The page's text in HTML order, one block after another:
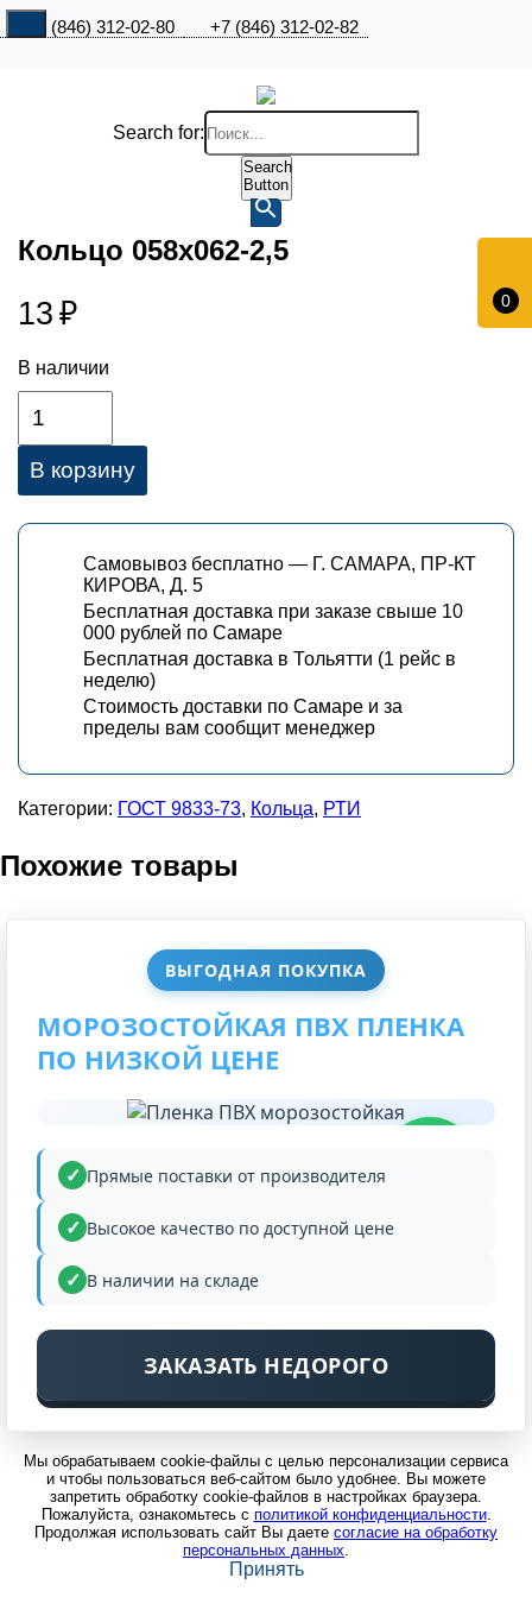
+7 (846) 312-02-80 +7 (846) 312-02-82
0
Search for:
Search
Button
ВЫГОДНАЯ ПОКУПКА
МОРОЗОСТОЙКАЯ ПВХ ПЛЕНКА
ПО НИЗКОЙ ЦЕНЕ
Прямые поставки от производителя
Высокое качество по доступной цене
В наличии на складе
ЗАКАЗАТЬ НЕДОРОГО
Кольцо 058х062-2,5
13 ₽
В наличии
В корзину
Самовывоз бесплатно — Г. САМАРА, ПР-КТ
КИРОВА, Д. 5
Бесплатная доставка при заказе свыше 10
000 рублей по Самаре
Бесплатная доставка в Тольятти (1 рейс в
неделю)
Стоимость доставки по Самаре и за
пределы вам сообщит менеджер
Категории: ГОСТ 9833-73, Кольца, РТИ
Похожие товары
Мы обрабатываем cookie-файлы с целью персонализации сервиса
и чтобы пользоваться веб-сайтом было удобнее. Вы можете
запретить обработку cookie-файлов в настройках браузера.
Пожалуйста, ознакомьтесь с политикой конфиденциальности.
Продолжая использовать сайт Вы даете согласие на обработку
персональных данных.
Принять